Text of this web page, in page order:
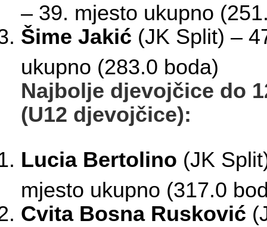
– 39. mjesto ukupno
Šime Jakić (JK Split) –
ukupno (283.0 boda)
Najbolje djevojčice do
(U12 djevojčice):
Lucia Bertolino (JK
mjesto ukupno (317.0
Cvita Bosna Rusković